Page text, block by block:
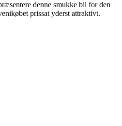
denne smukke bil for den
prissat yderst attraktivt.